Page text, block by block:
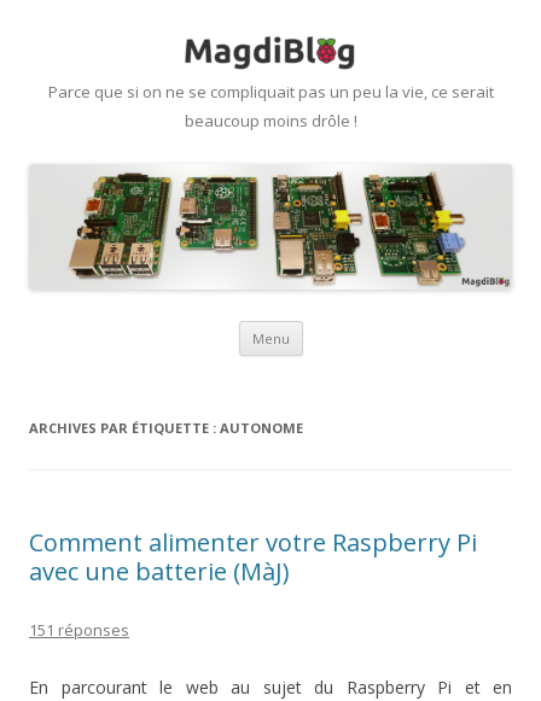
Parce que si on ne se compliquait pas un peu la vie, ce serait
beaucoup moins drôle !
Menu Aller
ARCHIVES PAR ÉTIQUETTE : AUTONOME
Comment alimenter votre Raspberry Pi
avec une batterie (MàJ)
151 réponses
En parcourant le web au sujet du Raspberry Pi et en